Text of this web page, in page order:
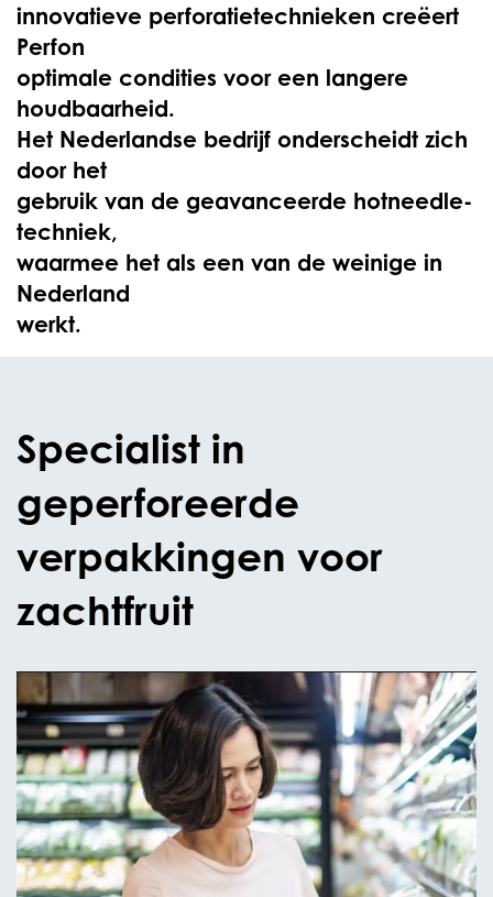
innovatieve perforatietechnieken creëert
Perfon
optimale condities voor een langere
houdbaarheid.
Het Nederlandse bedrijf onderscheidt zich
door het
gebruik van de geavanceerde hotneedle-
techniek,
waarmee het als een van de weinige in
Nederland
werkt.
Specialist in
geperforeerde
verpakkingen voor
zachtfruit
De basis ligt in expertise voor de
verpakkingsproducten topseal, flowpack,
tussenlegvellen, BOPP en PET-folie. Samen met
verpakkingspartners voor vaste verpakkingsvormen
zoals het Pakhuys, biedt het bedrijf een complete
oplossing voor vers fruit productaanbod in het